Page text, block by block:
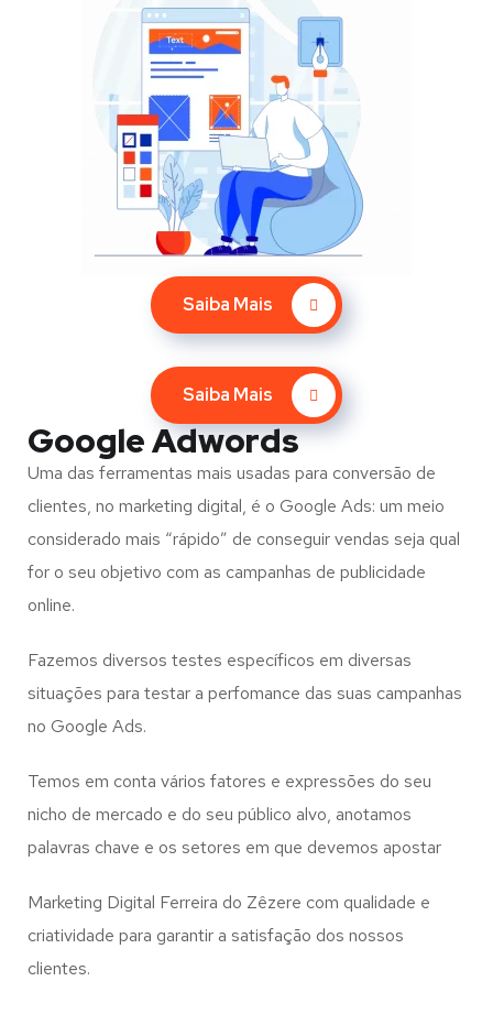
Saiba Mais
Saiba Mais
Google Adwords
Uma das ferramentas mais usadas para conversão de
clientes, no marketing digital, é o Google Ads: um meio
considerado mais “rápido” de conseguir vendas seja qual
for o seu objetivo com as campanhas de publicidade
online.
Fazemos diversos testes específicos em diversas
situações para testar a perfomance das suas campanhas
no Google Ads.
Temos em conta vários fatores e expressões do seu
nicho de mercado e do seu público alvo, anotamos
palavras chave e os setores em que devemos apostar
Marketing Digital Ferreira do Zêzere com qualidade e
criatividade para garantir a satisfação dos nossos
clientes.